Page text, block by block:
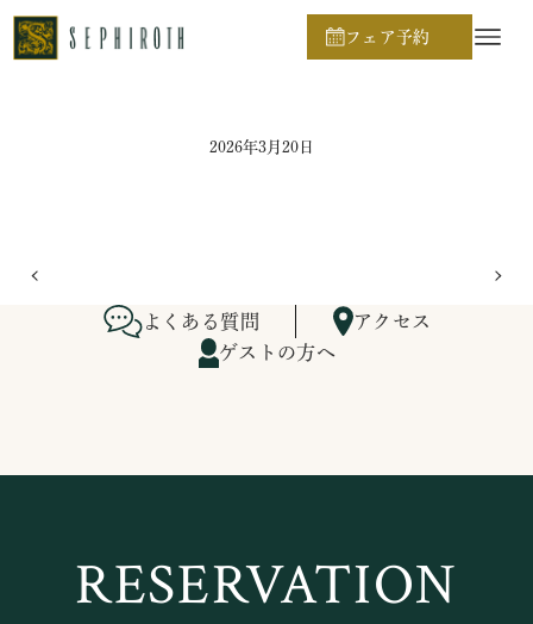
フェア予約
ホーム
2026年3月20日
よくある質問
アクセス
ゲストの方へ
RESERVATION